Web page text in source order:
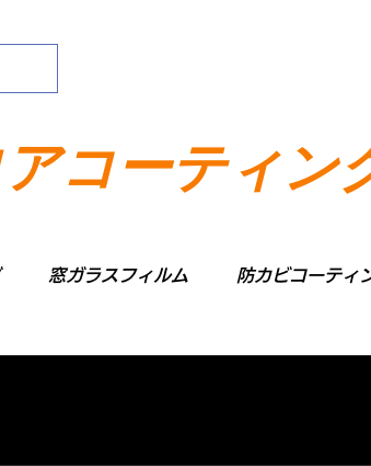
コーティン
窓ガラスフィルム 防カビコーティ